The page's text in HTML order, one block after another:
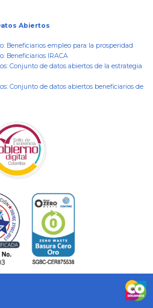
Abiertos
Beneficiarios empleo para la prosperidad
Beneficiarios IRACA
Conjunto de datos abiertos de la estrategia
Conjunto de datos abiertos beneficiarios de